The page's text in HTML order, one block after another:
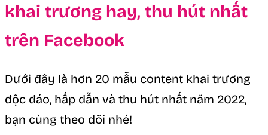
khai trương hay, thu hút nhất
trên Facebook
Dưới đây là hơn 20 mẫu content khai trương
độc đáo, hấp dẫn và thu hút nhất năm 2022,
bạn cùng theo dõi nhé!